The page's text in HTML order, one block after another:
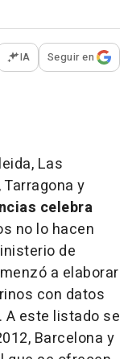
opciones para
IA Seguir en
Las
y
celebra
no lo hacen
de
a elaborar
con datos
A este listado se
Barcelona y